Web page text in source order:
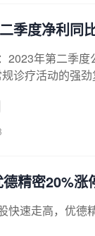
季度净利同
年第二季
诊疗活动的强
精密20%涨
快速走高，优